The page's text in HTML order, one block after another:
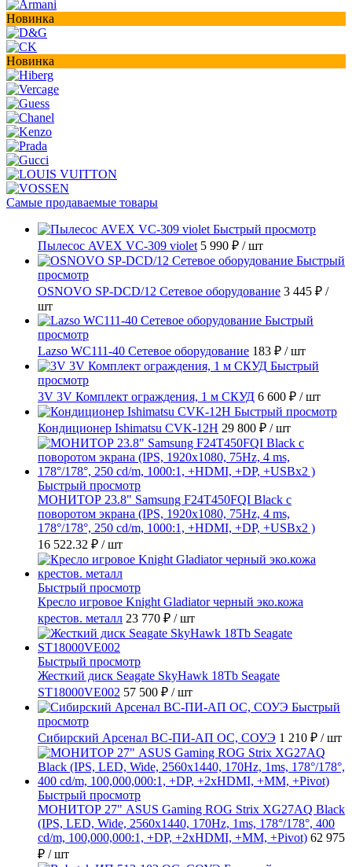
Новинка
Новинка
Самые продаваемые товары
Быстрый просмотр
Пылесос AVEX VC-309 violet 5 990 ₽ / шт
Быстрый
просмотр
OSNOVO SP-DCD/12 Сетевое оборудование 3 445 ₽ /
шт
Быстрый
просмотр
Lazso WC111-40 Сетевое оборудование 183 ₽ / шт
Быстрый
просмотр
3V 3V Комплект ограждения, 1 м СКУД 6 600 ₽ / шт
Быстрый просмотр
Кондиционер Ishimatsu CVK-12H 29 800 ₽ / шт
Быстрый просмотр
МОНИТОР 23.8" Samsung F24T450FQI Black с
поворотом экрана (IPS, 1920x1080, 75Hz, 4 ms,
178°/178°, 250 cd/m, 1000:1, +HDMI, +DP, +USBx2 )
16 522.32 ₽ / шт
Быстрый просмотр
Кресло игровое Knight Gladiator черный эко.кожа
крестов. металл 23 770 ₽ / шт
Быстрый просмотр
Жесткий диск Seagate SkyHawk 18Tb Seagate
ST18000VE002 57 500 ₽ / шт
Быстрый
просмотр
Сибирский Арсенал ВС-ПИ-АП ОС, СОУЭ 1 210 ₽ / шт
Быстрый просмотр
МОНИТОР 27" ASUS Gaming ROG Strix XG27AQ Black
(IPS, LED, Wide, 2560x1440, 170Hz, 1ms, 178°/178°, 400
cd/m, 100,000,000:1, +DP, +2хHDMI, +MM, +Pivot) 62 975
₽ / шт